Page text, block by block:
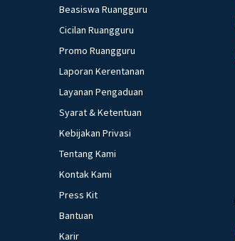
Beasiswa Ruangguru
Cicilan Ruangguru
Promo Ruangguru
Laporan Kerentanan
Layanan Pengaduan
Syarat & Ketentuan
Kebijakan Privasi
Tentang Kami
Kontak Kami
Press Kit
Bantuan
Karir